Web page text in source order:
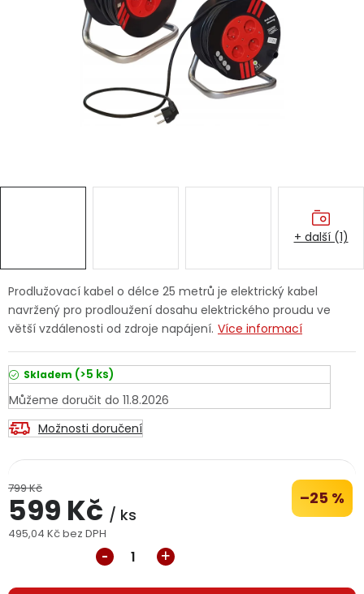
Dětská hřiště
Autodoplňky
Značky
Jaký je aktuální stav mé objednávky?
Velkoobchodní spolupráce (B2B)
Servis nářadí Hodnocení obchodu
Doprava a platba Kontakt
PODPORA
Prodlužovací kabel o délce 25 metrů je elektrický kabel
navržený pro prodloužení dosahu elektrického proudu ve
větší vzdálenosti od zdroje napájení. Více informací
Skladem (>5 ks)
11.8.2026
Možnosti doručení
799 Kč –25 %
599 Kč / ks
495,04 Kč bez DPH
+ další (1)